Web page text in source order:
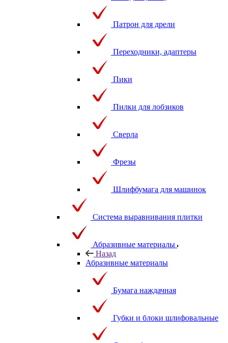
Патрон для дрели
Переходники, адаптеры
Пики
Пилки для лобзиков
Сверла
Фрезы
Шлифбумага для машинок
Система выравнивания плитки
Абразивные материалы
Назад
Абразивные материалы
Бумага наждачная
Губки и блоки шлифовальные